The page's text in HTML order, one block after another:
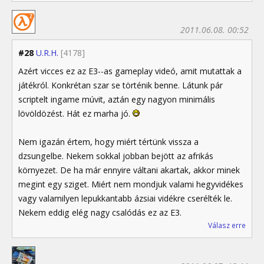
#28 U.R.H. [4178]
2011.06.08. 00:52
Azért vicces ez az E3--as gameplay videó, amit mutattak a
játékról. Konkrétan szar se történik benne. Látunk pár
scriptelt ingame múvit, aztán egy nagyon minimális
lövöldözést. Hát ez marha jó.
Nem igazán értem, hogy miért tértünk vissza a
dzsungelbe. Nekem sokkal jobban bejött az afrikás
környezet. De ha már ennyire váltani akartak, akkor minek
megint egy sziget. Miért nem mondjuk valami hegyvidékes
vagy valamilyen lepukkantabb ázsiai vidékre cserélték le.
Nekem eddig elég nagy csalódás ez az E3.
Válasz erre